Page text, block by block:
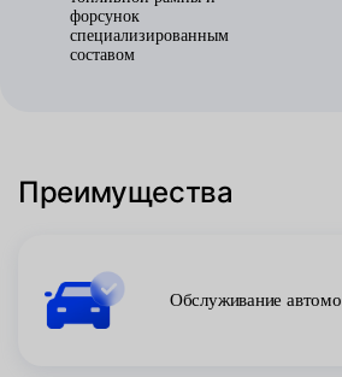
форсунок
специализированным
составом
Преимущества
Обслуживание